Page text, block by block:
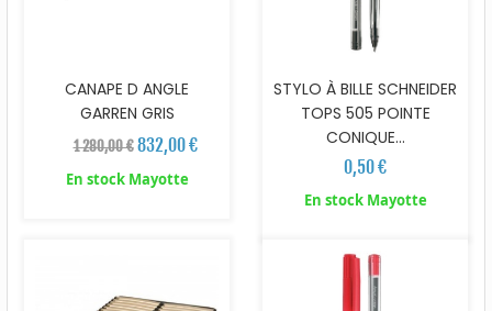
CANAPE D ANGLE
GARREN GRIS
1 280,00 € 832,00 €
En stock Mayotte
STYLO À BILLE SCHNEIDER
TOPS 505 POINTE
CONIQUE...
0,50 €
En stock Mayotte